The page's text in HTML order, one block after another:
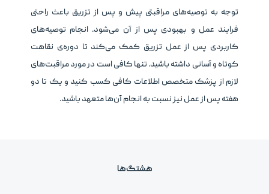
توجه به توصیه‌های مراقبتی پیش و پس از تزریق باعث راحتی
فرایند عمل و بهبودی پس از آن می‌شود. انجام توصیه‌های
کاربردی پس از عمل تزریق کمک می‌کند تا دوره‌ی نقاهت
کوتاه و آسانی داشته باشید. تنها کافی است در مورد مراقبت‌های
لازم از پزشک متخصص اطلاعات کافی کسب کنید و یک تا دو
هفته پس از عمل نیز نسبت به انجام آن‌ها متعهد باشید.
هشتگ‌ها